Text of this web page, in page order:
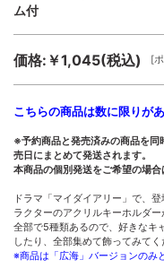
ム付
価格:￥1,045(税込) [
こちらの商品は数に限りが
※予約商品と発売済みの商品を同
売日にまとめて発送されます。
本商品の個別発送をご希望の場合
ドラマ「マイダイアリー」で、
ラクターのアクリルキーホルダー
全部で5種類あるので、好きなキ
したり、全部集めて飾ってみてく
※商品は「広海」バージョンのみ